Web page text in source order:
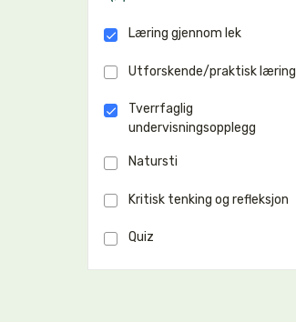
Læring gjennom lek
Utforskende/praktisk læring
Tverrfaglig
undervisningsopplegg
Natursti
Kritisk tenking og refleksjon
Quiz